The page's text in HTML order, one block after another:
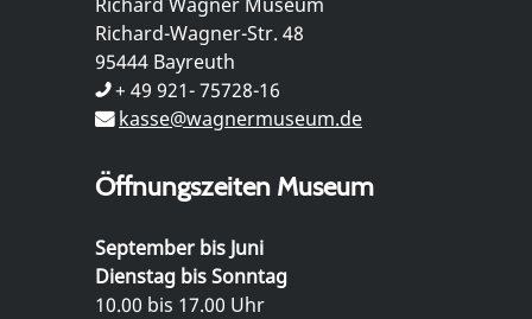
Richard-Wagner-Str. 48
95444 Bayreuth
+ 49 921- 75728-16
kasse@wagnermuseum.de
Öffnungszeiten Museum
September bis Juni
Dienstag bis Sonntag
10.00 bis 17.00 Uhr